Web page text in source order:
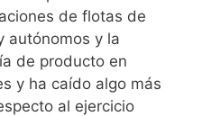
de flotas de
autónomos y la
de producto en
y ha caído algo más
al ejercicio